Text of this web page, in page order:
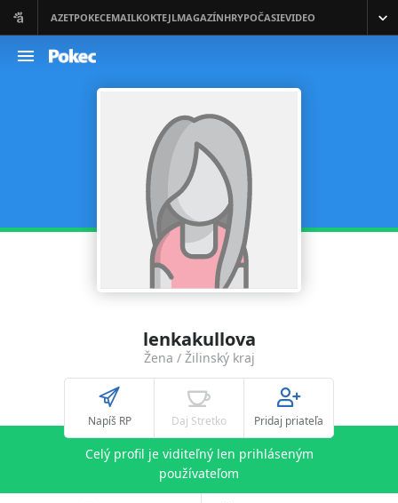
lenkakullova
Žena / Žilinský kraj
Napíš RP Daj Stretko Pridaj priateľa
Celý profil je viditeľný len prihláseným
používateľom